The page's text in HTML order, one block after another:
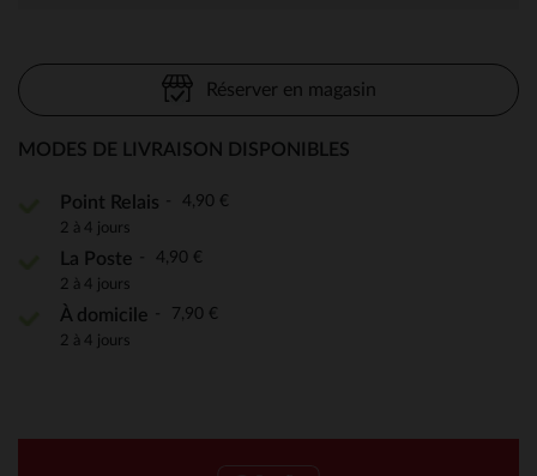
Réserver en magasin
MODES DE LIVRAISON DISPONIBLES
Point Relais 4,90 €
2 à 4 jours
La Poste 4,90 €
2 à 4 jours
À domicile 7,90 €
2 à 4 jours